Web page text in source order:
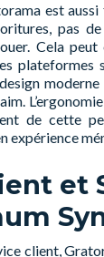
est aussi
pas
Cela
plateformes
de cette
expérience
et
client,